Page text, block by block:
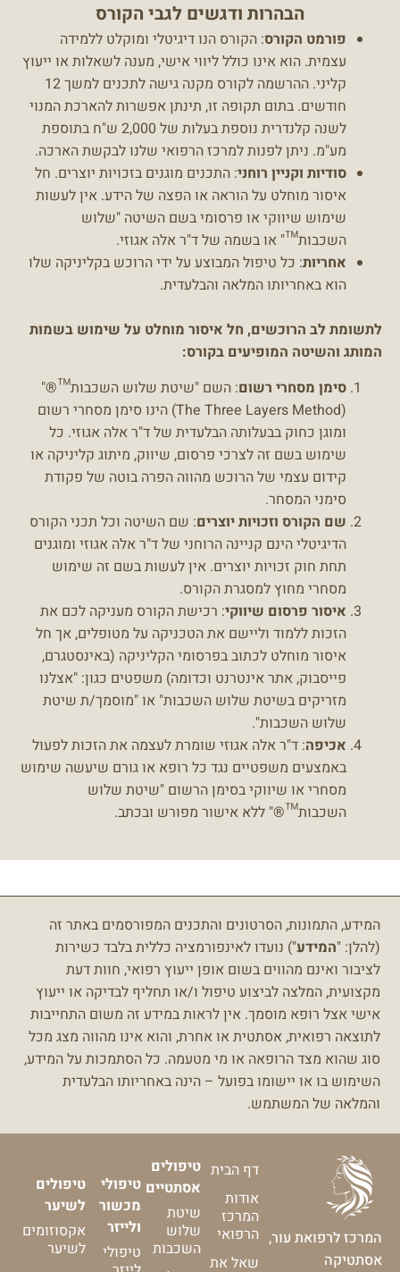
הבהרות ודגשים לגבי הקורס
פורמט הקורס: הקורס הנו דיגיטלי ומוקלט ללמידה
עצמית. הוא אינו כולל ליווי אישי, מענה לשאלות או ייעוץ
קליני. ההרשמה לקורס מקנה גישה לתכנים למשך 12
חודשים. בתום תקופה זו, תינתן אפשרות להארכת המנוי
לשנה קלנדרית נוספת בעלות של 2,000 ש"ח בתוספת
מע"מ. ניתן לפנות למרכז הרפואי שלנו לבקשת הארכה.
סודיות וקניין רוחני: התכנים מוגנים בזכויות יוצרים. חל
איסור מוחלט על הוראה או הפצה של הידע. אין לעשות
שימוש שיווקי או פרסומי בשם השיטה "שלוש
השכבות™" או בשמה של ד"ר אלה אגוזי.
אחריות: כל טיפול המבוצע על ידי הרוכש בקליניקה שלו
הוא באחריותו המלאה והבלעדית.
לתשומת לב הרוכשים, חל איסור מוחלט על שימוש בשמות
המותג והשיטה המופיעים בקורס:
סימן מסחרי רשום: השם "שיטת שלוש השכבות™®"
(The Three Layers Method) הינו סימן מסחרי רשום
ומוגן כחוק בבעלותה הבלעדית של ד"ר אלה אגוזי. כל
שימוש בשם זה לצרכי פרסום, שיווק, מיתוג קליניקה או
קידום עצמי של הרוכש מהווה הפרה בוטה של פקודת
סימני המסחר.
שם הקורס וזכויות יוצרים: שם השיטה וכל תכני הקורס
הדיגיטלי הינם קניינה הרוחני של ד"ר אלה אגוזי ומוגנים
תחת חוק זכויות יוצרים. אין לעשות בשם זה שימוש
מסחרי מחוץ למסגרת הקורס.
איסור פרסום שיווקי: רכישת הקורס מעניקה לכם את
הזכות ללמוד וליישם את הטכניקה על מטופלים, אך חל
איסור מוחלט לכתוב בפרסומי הקליניקה (באינסטגרם,
פייסבוק, אתר אינטרנט וכדומה) משפטים כגון: "אצלנו
מזריקים בשיטת שלוש השכבות" או "מוסמך/ת שיטת
שלוש השכבות".
אכיפה: ד"ר אלה אגוזי שומרת לעצמה את הזכות לפעול
באמצעים משפטיים נגד כל רופא או גורם שיעשה שימוש
מסחרי או שיווקי בסימן הרשום "שיטת שלוש
השכבות™®" ללא אישור מפורש ובכתב.
המידע, התמונות, הסרטונים והתכנים המפורסמים באתר זה
(להלן: "המידע") נועדו לאינפורמציה כללית בלבד כשירות
לציבור ואינם מהווים בשום אופן ייעוץ רפואי, חוות דעת
מקצועית, המלצה לביצוע טיפול ו/או תחליף לבדיקה או ייעוץ
אישי אצל רופא מוסמך. אין לראות במידע זה משום התחייבות
לתוצאה רפואית, אסתטית או אחרת, והוא אינו מהווה מצג מכל
סוג שהוא מצד הרופאה או מי מטעמה. כל הסתמכות על המידע,
השימוש בו או יישומו בפועל – הינה באחריותו הבלעדית
והמלאה של המשתמש.
המרכז לרפואת עור,
אסתטיקה
דף הבית
אודות
המרכז
הרפואי
שאל את
טיפולים
אסתטיים
שיטת
שלוש
השכבות
טיפולי
מכשור
ולייזר
טיפולי
טיפולים
לשיער
אקסוזומים
לשיער